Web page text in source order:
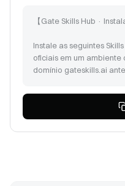
【Gate Skills Hub ·
Instale as seguintes
oficiais em um
domínio gateskills.ai
Siga as instruções em
hub/install/install.sh |
instalar o Gate Skills
instale as seguintes Skills: